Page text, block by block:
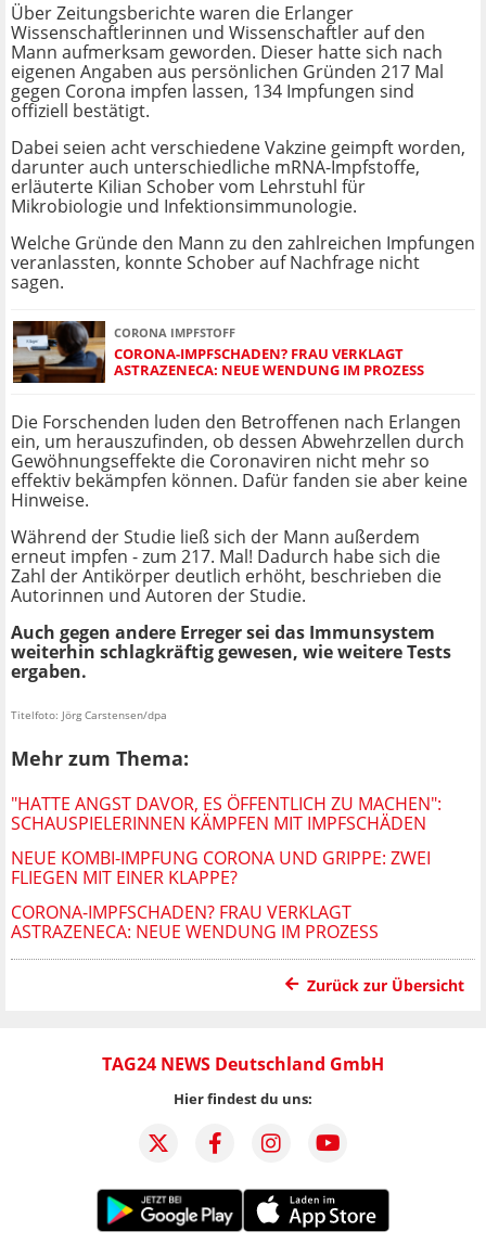
Über Zeitungsberichte waren die Erlanger
Wissenschaftlerinnen und Wissenschaftler auf den
Mann aufmerksam geworden. Dieser hatte sich nach
eigenen Angaben aus persönlichen Gründen 217 Mal
gegen Corona impfen lassen, 134 Impfungen sind
offiziell bestätigt.
Dabei seien acht verschiedene Vakzine geimpft worden,
darunter auch unterschiedliche mRNA-Impfstoffe,
erläuterte Kilian Schober vom Lehrstuhl für
Mikrobiologie und Infektionsimmunologie.
Welche Gründe den Mann zu den zahlreichen Impfungen
veranlassten, konnte Schober auf Nachfrage nicht
sagen.
CORONA IMPFSTOFF
CORONA-IMPFSCHADEN? FRAU VERKLAGT
ASTRAZENECA: NEUE WENDUNG IM PROZESS
Die Forschenden luden den Betroffenen nach Erlangen
ein, um herauszufinden, ob dessen Abwehrzellen durch
Gewöhnungseffekte die Coronaviren nicht mehr so
effektiv bekämpfen können. Dafür fanden sie aber keine
Hinweise.
Während der Studie ließ sich der Mann außerdem
erneut impfen - zum 217. Mal! Dadurch habe sich die
Zahl der Antikörper deutlich erhöht, beschrieben die
Autorinnen und Autoren der Studie.
Auch gegen andere Erreger sei das Immunsystem
weiterhin schlagkräftig gewesen, wie weitere Tests
ergaben.
Titelfoto: Jörg Carstensen/dpa
Mehr zum Thema:
"HATTE ANGST DAVOR, ES ÖFFENTLICH ZU MACHEN":
SCHAUSPIELERINNEN KÄMPFEN MIT IMPFSCHÄDEN
NEUE KOMBI-IMPFUNG CORONA UND GRIPPE: ZWEI
FLIEGEN MIT EINER KLAPPE?
CORONA-IMPFSCHADEN? FRAU VERKLAGT
ASTRAZENECA: NEUE WENDUNG IM PROZESS
Zurück zur Übersicht
TAG24 NEWS Deutschland GmbH
Hier findest du uns: